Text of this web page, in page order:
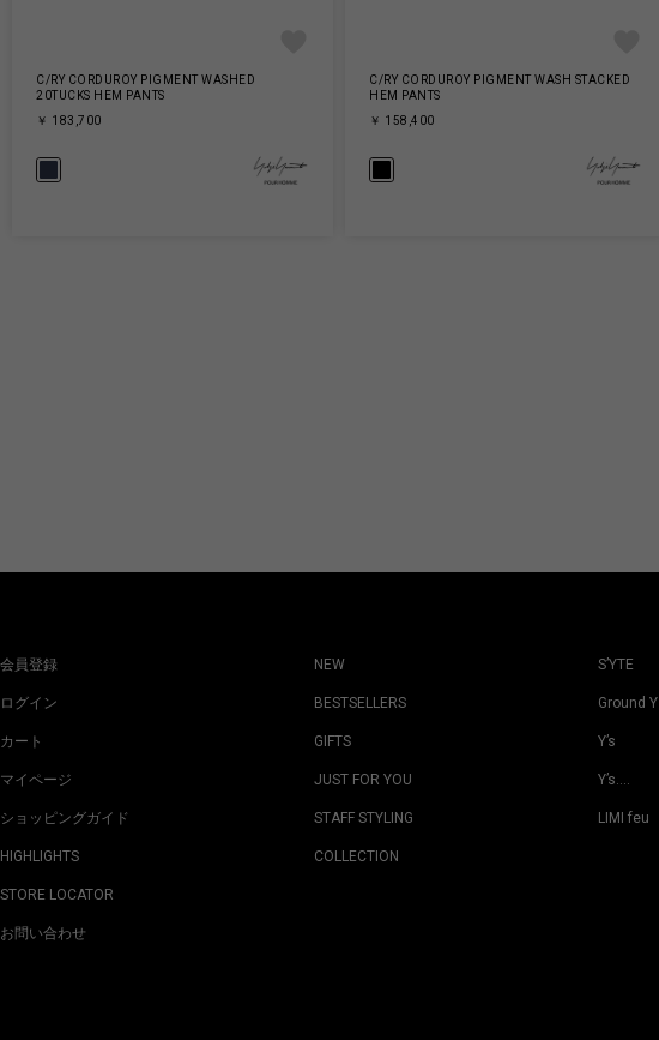
C/RY CORDUROY PIGMENT WASHED
20TUCKS HEM PANTS
￥ 183,700
C/RY CORDUROY PIGMENT WASH STACKED
HEM PANTS
￥ 158,400
会員登録
ログイン
カート
マイページ
ショッピングガイド
HIGHLIGHTS
STORE LOCATOR
お問い合わせ
NEW
BESTSELLERS
GIFTS
JUST FOR YOU
STAFF STYLING
COLLECTION
S’YTE
Ground Y
Y’s
Y’s….
LIMI feu